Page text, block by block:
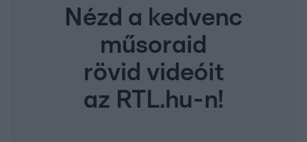
Nézd a kedvenc
műsoraid
rövid videóit
az RTL.hu-n!